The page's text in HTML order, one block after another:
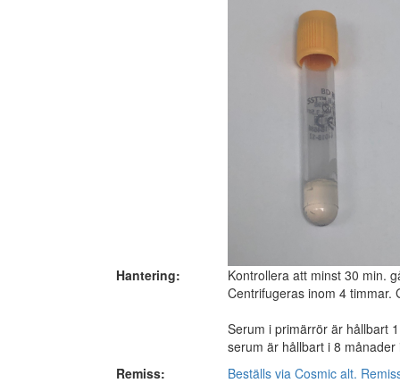
Hantering:
Kontrollera att minst 30 min.
Centrifugeras inom 4 timmar.
Serum i primärrör är hållbart
serum är hållbart i 8
Remiss:
Beställs via Cosmic alt.